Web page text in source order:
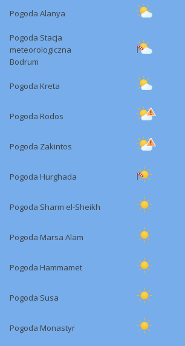
Pogoda Alanya
Pogoda Stacja
meteorologiczna
Bodrum
Pogoda Kreta
Pogoda Rodos
Pogoda Zakintos
Pogoda Hurghada
Pogoda Sharm el-Sheikh
Pogoda Marsa Alam
Pogoda Hammamet
Pogoda Susa
Pogoda Monastyr